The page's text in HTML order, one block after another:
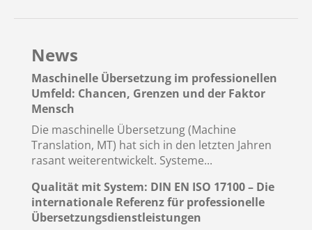
News
Maschinelle Übersetzung im professionellen
Umfeld: Chancen, Grenzen und der Faktor
Mensch
Die maschinelle Übersetzung (Machine
Translation, MT) hat sich in den letzten Jahren
rasant weiterentwickelt. Systeme...
Qualität mit System: DIN EN ISO 17100 – Die
internationale Referenz für professionelle
Übersetzungsdienstleistungen